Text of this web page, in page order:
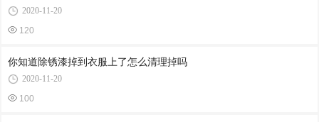
2020-11-20
120
你知道除锈漆掉到衣服上了怎么清理掉吗
2020-11-20
100